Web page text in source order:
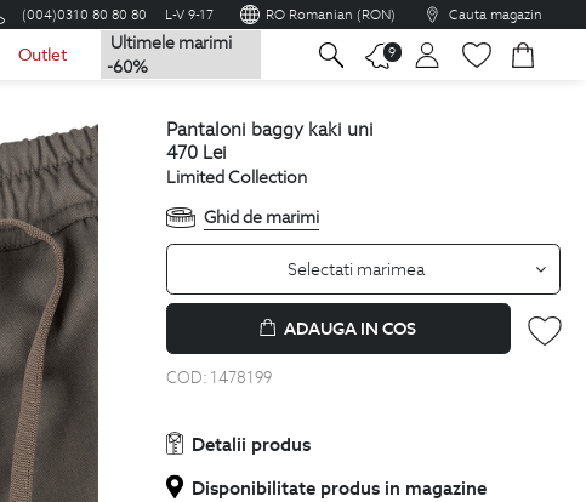
(004)0310 80 80 80 L-V 9-17 RO Romanian (RON) Cauta magazin
Outlet
Ultimele marimi
-60%
9
Romana
pantaloni baggy kaki uni
470 Lei
Limited Collection
Ghid de marimi
Selectati marimea
ADAUGA IN COS
COD: 1478199
Detalii produs
Disponibilitate produs in magazine